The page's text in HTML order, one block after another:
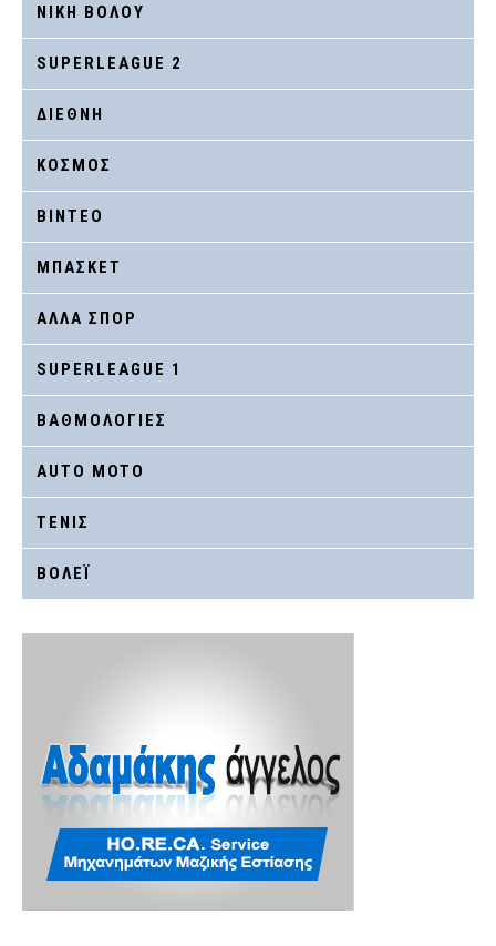
ΝΙΚΗ ΒΟΛΟΥ
SUPERLEAGUE 2
ΔΙΕΘΝΗ
ΚΟΣΜΟΣ
ΒΙΝΤΕΟ
ΜΠΑΣΚΕΤ
ΑΛΛΑ ΣΠΟΡ
SUPERLEAGUE 1
ΒΑΘΜΟΛΟΓΙΕΣ
AUTO MOTO
ΤΕΝΙΣ
ΒΟΛΕΪ